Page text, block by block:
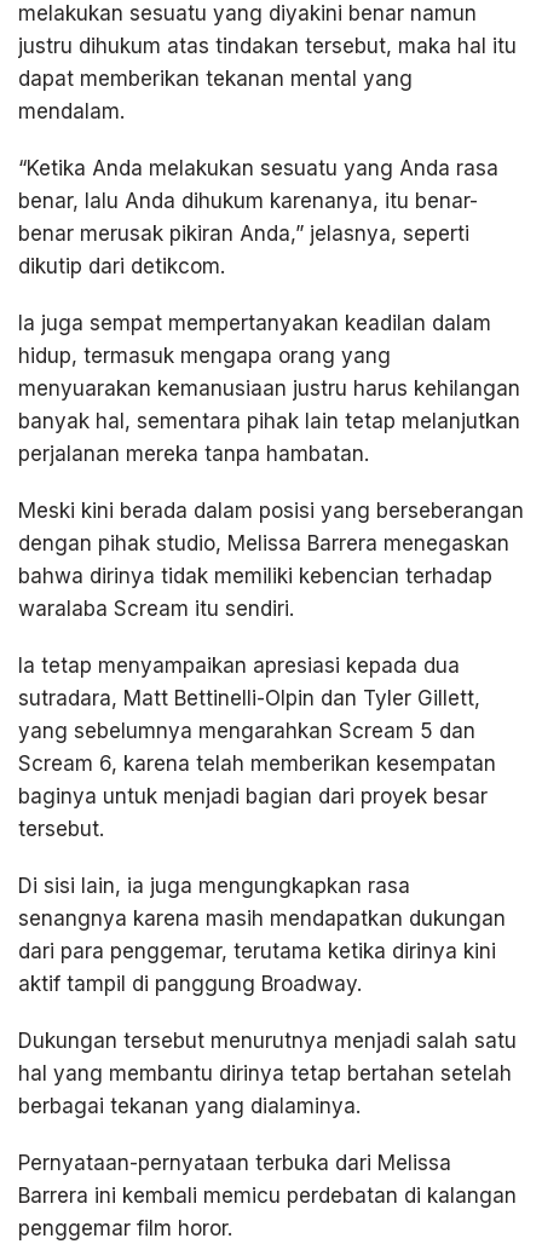
melakukan sesuatu yang diyakini benar namun
justru dihukum atas tindakan tersebut, maka hal itu
dapat memberikan tekanan mental yang
mendalam.
“Ketika Anda melakukan sesuatu yang Anda rasa
benar, lalu Anda dihukum karenanya, itu benar-
benar merusak pikiran Anda,” jelasnya, seperti
dikutip dari detikcom.
Ia juga sempat mempertanyakan keadilan dalam
hidup, termasuk mengapa orang yang
menyuarakan kemanusiaan justru harus kehilangan
banyak hal, sementara pihak lain tetap melanjutkan
perjalanan mereka tanpa hambatan.
Meski kini berada dalam posisi yang berseberangan
dengan pihak studio, Melissa Barrera menegaskan
bahwa dirinya tidak memiliki kebencian terhadap
waralaba Scream itu sendiri.
Ia tetap menyampaikan apresiasi kepada dua
sutradara, Matt Bettinelli-Olpin dan Tyler Gillett,
yang sebelumnya mengarahkan Scream 5 dan
Scream 6, karena telah memberikan kesempatan
baginya untuk menjadi bagian dari proyek besar
tersebut.
Di sisi lain, ia juga mengungkapkan rasa
senangnya karena masih mendapatkan dukungan
dari para penggemar, terutama ketika dirinya kini
aktif tampil di panggung Broadway.
Dukungan tersebut menurutnya menjadi salah satu
hal yang membantu dirinya tetap bertahan setelah
berbagai tekanan yang dialaminya.
Pernyataan-pernyataan terbuka dari Melissa
Barrera ini kembali memicu perdebatan di kalangan
penggemar film horor.